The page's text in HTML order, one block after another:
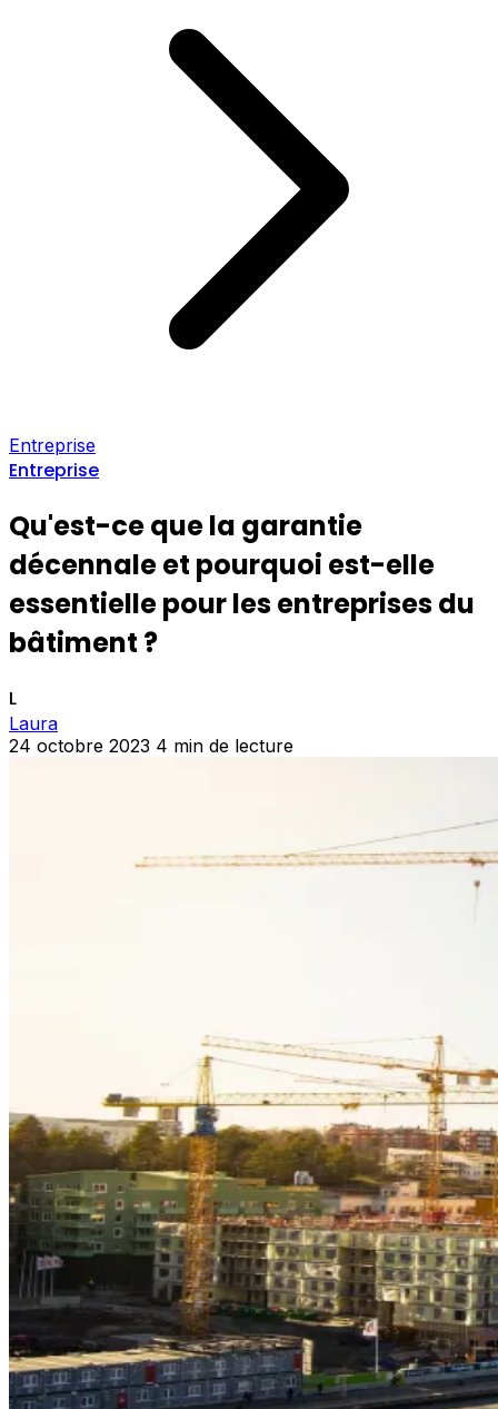
Entreprise
Entreprise
Qu'est-ce que la garantie
décennale et pourquoi est-elle
essentielle pour les entreprises du
bâtiment ?
L
Laura
24 octobre 2023 4 min de lecture